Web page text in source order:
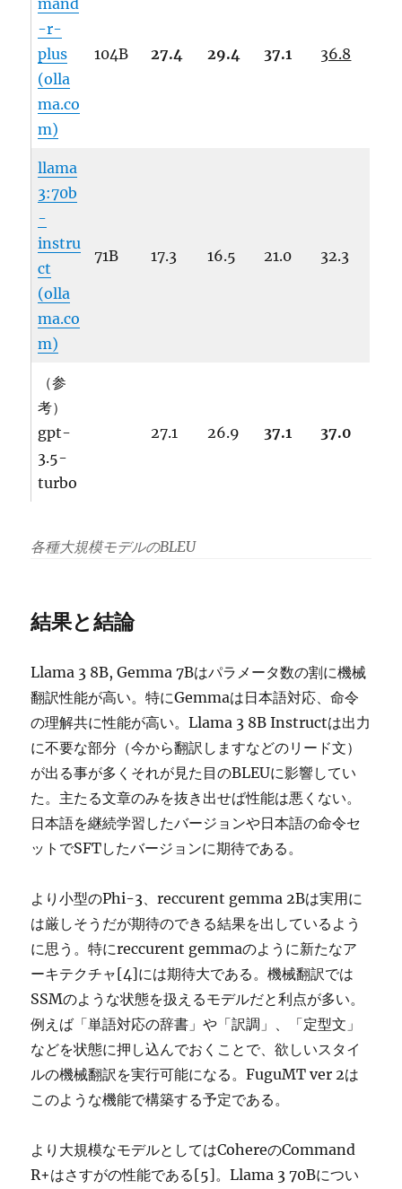
mand
-r-
plus
(olla
ma.co
m)
104B 27.4 29.4 37.1 36.8
llama
3:70b
-
instru
ct
(olla
ma.co
m)
71B 17.3 16.5 21.0 32.3
（参
考）
gpt-
3.5-
turbo
27.1 26.9 37.1 37.0
各種大規模モデルのBLEU
結果と結論
Llama 3 8B, Gemma 7Bはパラメータ数の割に機械
翻訳性能が高い。特にGemmaは日本語対応、命令
の理解共に性能が高い。Llama 3 8B Instructは出力
に不要な部分（今から翻訳しますなどのリード文）
が出る事が多くそれが見た目のBLEUに影響してい
た。主たる文章のみを抜き出せば性能は悪くない。
日本語を継続学習したバージョンや日本語の命令セ
ットでSFTしたバージョンに期待である。
より小型のPhi-3、reccurent gemma 2Bは実用に
は厳しそうだが期待のできる結果を出しているよう
に思う。特にreccurent gemmaのように新たなア
ーキテクチャ[4]には期待大である。機械翻訳では
SSMのような状態を扱えるモデルだと利点が多い。
例えば「単語対応の辞書」や「訳調」、「定型文」
などを状態に押し込んでおくことで、欲しいスタイ
ルの機械翻訳を実行可能になる。FuguMT ver 2は
このような機能で構築する予定である。
より大規模なモデルとしてはCohereのCommand
R+はさすがの性能である[5]。Llama 3 70Bについ